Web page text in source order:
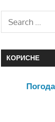
КОРИСНЕ